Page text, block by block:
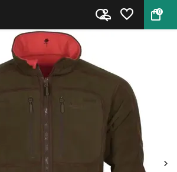
0
Pinewood Furudal Reversible Fl...